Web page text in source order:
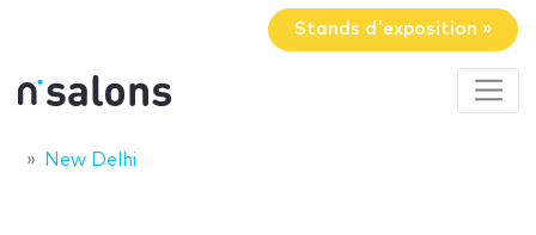
Stands d'exposition »
New Delhi